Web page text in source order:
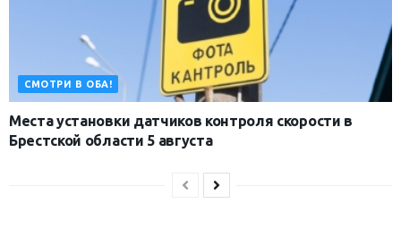
СМОТРИ В ОБА!
Места установки датчиков контроля скорости в
Брестской области 5 августа